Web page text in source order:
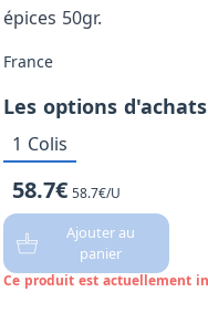
épices 50gr.
France
Les options d'achats
1 Colis
58.7€ 58.7€/U
Ajouter au
panier
Ce produit est actuellement